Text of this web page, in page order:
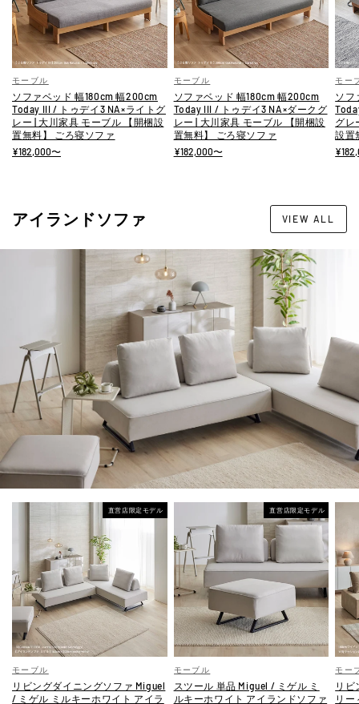
モーブル
ソファベッド 幅180cm 幅200cm
Today III / トゥデイ3 NA×ライトグ
レー | 大川家具 モーブル 【開梱設
置無料】 ごろ寝ソファ
¥182,000〜
モーブル
ソファベッド 幅180cm 幅200cm
Today III / トゥデイ3 NA×ダークグ
レー | 大川家具 モーブル 【開梱設
置無料】 ごろ寝ソファ
¥182,000〜
モー
ソフ
グレ
設置
アイランドソファ VIEW ALL
直営店限定モデル
モーブル
リビングダイニングソファ Miguel
/ ミゲル ミルキーホワイト アイラ
直営店限定モデル
モーブル
スツール 単品 Miguel / ミゲル ミ
ルキーホワイト アイランドソファ
モー
リビ
リー